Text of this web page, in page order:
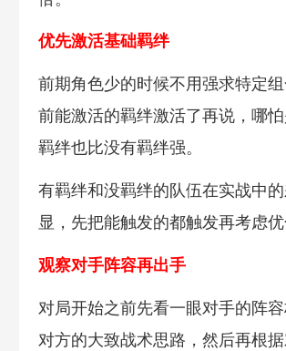
优先激活基础羁绊
前期角色少的时候不用强求特定
前能激活的羁绊激活了再说，哪
羁绊也比没有羁绊强。
有羁绊和没羁绊的队伍在实战中
显，先把能触发的都触发再考虑优
观察对手阵容再出手
对局开始之前先看一眼对手的阵
对方的大致战术思路，然后再根